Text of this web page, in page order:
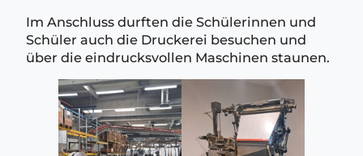
Im Anschluss durften die Schülerinnen und
Schüler auch die Druckerei besuchen und
über die eindrucksvollen Maschinen staunen.